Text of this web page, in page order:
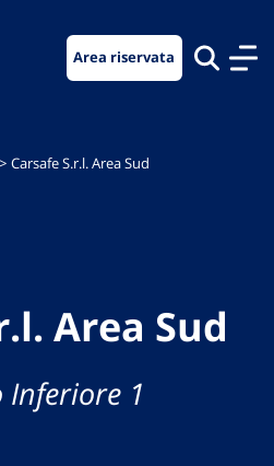
Area riservata
Carsafe S.r.l. Area Sud
Area Sud
1